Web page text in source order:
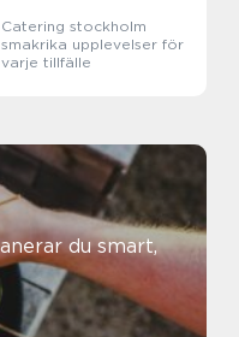
Catering stockholm
smakrika upplevelser för
varje tillfälle